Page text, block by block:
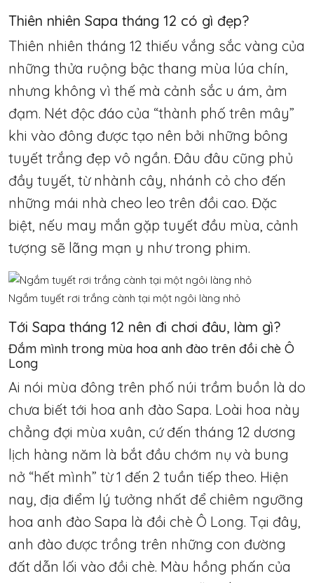
Thiên nhiên Sapa tháng 12 có gì đẹp?
Thiên nhiên tháng 12 thiếu vắng sắc vàng của
những thửa ruộng bậc thang mùa lúa chín,
nhưng không vì thế mà cảnh sắc u ám, ảm
đạm. Nét độc đáo của “thành phố trên mây”
khi vào đông được tạo nên bởi những bông
tuyết trắng đẹp vô ngần. Đâu đâu cũng phủ
đầy tuyết, từ nhành cây, nhánh cỏ cho đến
những mái nhà cheo leo trên đồi cao. Đặc
biệt, nếu may mắn gặp tuyết đầu mùa, cảnh
tượng sẽ lãng mạn y như trong phim.
Ngắm tuyết rơi trắng cành tại một ngôi làng nhỏ
Tới Sapa tháng 12 nên đi chơi đâu, làm gì?
Đắm mình trong mùa hoa anh đào trên đồi chè Ô
Long
Ai nói mùa đông trên phố núi trầm buồn là do
chưa biết tới hoa anh đào Sapa. Loài hoa này
chẳng đợi mùa xuân, cứ đến tháng 12 dương
lịch hàng năm là bắt đầu chớm nụ và bung
nở “hết mình” từ 1 đến 2 tuần tiếp theo. Hiện
nay, địa điểm lý tưởng nhất để chiêm ngưỡng
hoa anh đào Sapa là đồi chè Ô Long. Tại đây,
anh đào được trồng trên những con đường
đất dẫn lối vào đồi chè. Màu hồng phấn của